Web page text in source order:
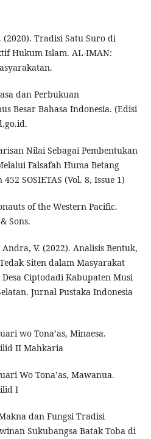
Tradisi Satu Suro di
Hukum Islam. AL-IMAN:
dan Perbukuan
Besar Bahasa Indonesia. (Edisi
Nilai Sebagai Pembentukan
Falsafah Huma Betang
SOSIETAS (Vol. 8, Issue 1)
of the Western Pacific.
Sons.
V. (2022). Analisis Bentuk,
Siten dalam Masyarakat
Ciptodadi Kabupaten Musi
Jurnal Pustaka Indonesia
wo Tona’as, Minaesa.
II Mahkaria
Wo Tona’as, Mawanua.
I
dan Fungsi Tradisi
Sukubangsa Batak Toba di